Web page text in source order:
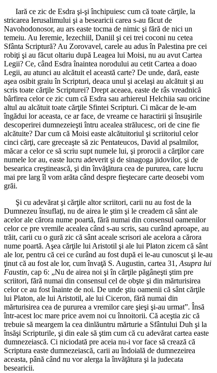
Iară ce zic de Esdra şi-şi închipuiesc cum că toate cărţile, la
stricarea Ierusalimului şi a besearicii carea s-au făcut de
Navohodonosor, au ars easte tocma de nimic şi fără de nici un
temeiu. Au Ieremie, Iezechiil, Daniil şi cei trei coconi nu cetea
Sfânta Scriptură? Au Zorovavel, carele au adus în Palestina pre cei
robiţi şi au făcut oltariu după Leagea lui Moisi, nu au avut Cartea
Legii? Ce, când Esdra înaintea norodului au cetit Cartea a doao
Legii, au atunci au alcătuit el această carte? De unde, dară, easte
aşea osibit graiu în Scripturi, deaca unul şi acelaşi au alcătuit şi au
scris toate cărţile Scripturei? Drept aceaea, easte de râs vreadnică
bârfirea celor ce zic cum că Esdra sau arhiereul Helchiia sau oricine
altul au alcătuit toate cărţile Sfintei Scripturi. Ci măcar de le-am
îngădui lor aceasta, ce ar face, de vreame ce haractirii şi însuşirile
descoperirei dumnezeieşti întru acealea strălucesc, ori de cine fie
alcătuite? Dar cum că Moisi easte alcătuitoriul şi scriitoriul celor
cinci cărţi, care greceaşte să zic Pentateucos, David al psalmilor,
măcar a celor ce să scriu supt numele lui, şi prorocii a cărţilor care
numele lor au, easte lucru adeverit şi de sinagoga jidovilor, şi de
besearica creştinească, şi din învăţătura cea de pururea, care lucru
mai pre larg îl vom arăta când despre fieştecare carte deosebi vom
grăi.
Şi cu adevărat şi cărţile altor scriitori, carii nu au fost de la
Dumnezeu însuflaţi, nu de airea le ştim şi le creadem că sânt ale
acelor ale cărora nume poartă, fără numai din consensul oamenilor
celor ce pre vremile acealea când s-au scris, sau curând aproape, au
trăit, carii cu o gură zic că sânt aceale scrisori ale acelora a cărora
nume poartă. Aşea cărţile lui Aristotil şi ale lui Platon zicem că sânt
ale lor, pentru că cei ce curând au fost după ei le-au cunoscut şi le-au
ţinut că au fost ale lor, cum învaţă S. Augustin, cartea 31, Asupra lui
Faustin, cap 6: „Nu de airea noi şi în cărţile păgâneşti ştim pre
scriitori, fără numai din consensul cel de obşte şi din mărturisirea
celor ce au fost înainte de noi. De unde ştiu oamenii că sânt cărţile
lui Platon, ale lui Aristotil, ale lui Ciceron, fără numai din
mărturisirea cea de pururea a vremilor care şieşi şi-au urmat”. Însă
într-acest loc mare price avem noi cu înnoitorii. Că aceştia zic că
trebuie să meargem la cea dinlăuntru mărturie a Sfântului Duh şi la
însăşi Scripturile, şi din eale să ştim cum că cu adevărat cartea easte
dumnezeiască. Ci niciodată pre aceia nu-i vor face să crează că
Scriptura easte dumnezeiască, carii au îndoială de dumnezeirea
aceasta, până când nu vor alerga la învăţătura şi la judecata
besearicii.